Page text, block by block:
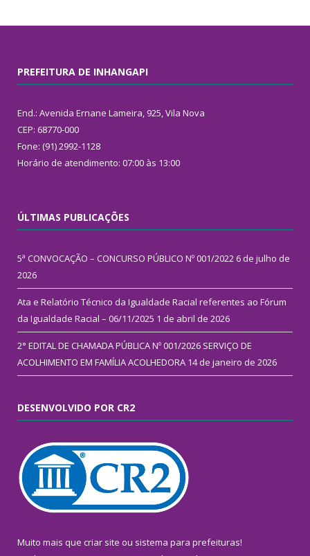
PREFEITURA DE INHANGAPI
End.: Avenida Ernane Lameira, 925, Vila Nova
CEP: 68770-000
Fone: (91) 2992-1128
Horário de atendimento: 07:00 às 13:00
ÚLTIMAS PUBLICAÇÕES
5ª CONVOCAÇÃO – CONCURSO PÚBLICO Nº 001/2022 6 de julho de
2026
Ata e Relatório Técnico da Igualdade Racial referentes ao Fórum
da Igualdade Racial – 06/11/2025 1 de abril de 2026
2° EDITAL DE CHAMADA PÚBLICA Nº 001/2026 SERVIÇO DE
ACOLHIMENTO EM FAMÍLIA ACOLHEDORA 14 de janeiro de 2026
DESENVOLVIDO POR CR2
Muito mais que criar site ou sistema para prefeituras!